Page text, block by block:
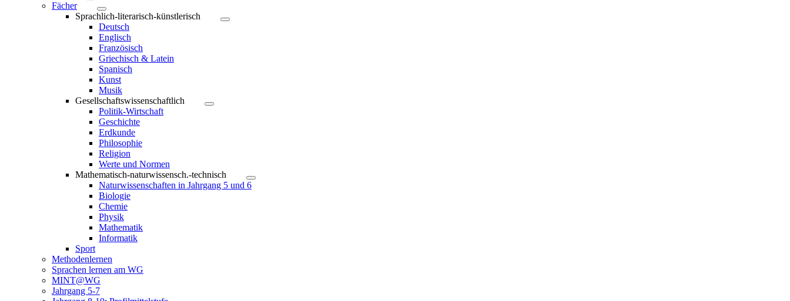
Fächer
Sprachlich-literarisch-künstlerisch
Deutsch
Englisch
Französisch
Griechisch & Latein
Spanisch
Kunst
Musik
Gesellschaftswissenschaftlich
Politik-Wirtschaft
Geschichte
Erdkunde
Philosophie
Religion
Werte und Normen
Mathematisch-naturwissensch.-technisch
Naturwissenschaften in Jahrgang 5 und 6
Biologie
Chemie
Physik
Mathematik
Informatik
Sport
Methodenlernen
Sprachen lernen am WG
MINT@WG
Jahrgang 5-7